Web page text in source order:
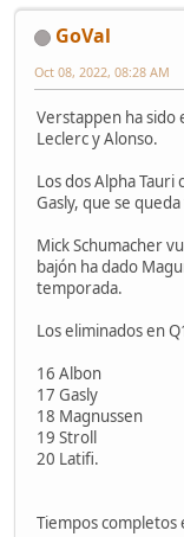
GoVal
Oct 08, 2022, 08:28 AM
Verstappen ha sido
Leclerc y Alonso.
Los dos Alpha
Gasly, que se
Mick Schumacher
bajón ha dado
temporada.
Los eliminados en
16 Albon
17 Gasly
18 Magnussen
19 Stroll
20 Latifi.
Tiempos completos